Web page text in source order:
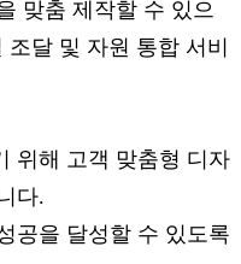
맞춤 제작할 수 있으
달 및 자원 통합 서비
위해 고객 맞춤형 디자
다.
공을 달성할 수 있도록